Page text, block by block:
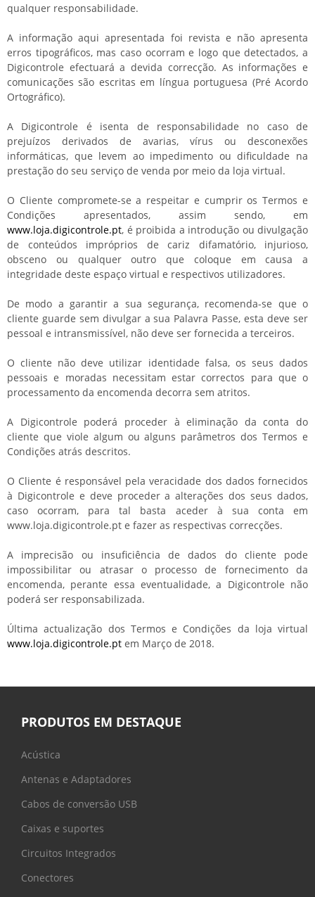
qualquer responsabilidade.
A informação aqui apresentada foi revista e não apresenta
erros tipográficos, mas caso ocorram e logo que detectados, a
Digicontrole efectuará a devida correcção. As informações e
comunicações são escritas em língua portuguesa (Pré Acordo
Ortográfico).
A Digicontrole é isenta de responsabilidade no caso de
prejuízos derivados de avarias, vírus ou desconexões
informáticas, que levem ao impedimento ou dificuldade na
prestação do seu serviço de venda por meio da loja virtual.
O Cliente compromete-se a respeitar e cumprir os Termos e
Condições apresentados, assim sendo, em
www.loja.digicontrole.pt, é proibida a introdução ou divulgação
de conteúdos impróprios de cariz difamatório, injurioso,
obsceno ou qualquer outro que coloque em causa a
integridade deste espaço virtual e respectivos utilizadores.
De modo a garantir a sua segurança, recomenda-se que o
cliente guarde sem divulgar a sua Palavra Passe, esta deve ser
pessoal e intransmissível, não deve ser fornecida a terceiros.
O cliente não deve utilizar identidade falsa, os seus dados
pessoais e moradas necessitam estar correctos para que o
processamento da encomenda decorra sem atritos.
A Digicontrole poderá proceder à eliminação da conta do
cliente que viole algum ou alguns parâmetros dos Termos e
Condições atrás descritos.
O Cliente é responsável pela veracidade dos dados fornecidos
à Digicontrole e deve proceder a alterações dos seus dados,
caso ocorram, para tal basta aceder à sua conta em
www.loja.digicontrole.pt e fazer as respectivas correcções.
A imprecisão ou insuficiência de dados do cliente pode
impossibilitar ou atrasar o processo de fornecimento da
encomenda, perante essa eventualidade, a Digicontrole não
poderá ser responsabilizada.
Última actualização dos Termos e Condições da loja virtual
www.loja.digicontrole.pt em Março de 2018.
PRODUTOS EM DESTAQUE
Acústica
Antenas e Adaptadores
Cabos de conversão USB
Caixas e suportes
Circuitos Integrados
Conectores